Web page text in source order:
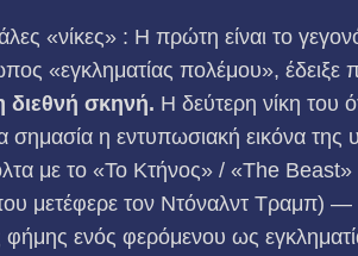
«νίκες» : Η πρώτη είναι το
«εγκληματίας πολέμου», έδειξε
διεθνή σκηνή. Η δεύτερη νίκη του
η εντυπωσιακή εικόνα της
με το «Το Κτήνος» / «The
μετέφερε τον Ντόναλντ Τραμπ) —
φήμης ενός φερόμενου ως